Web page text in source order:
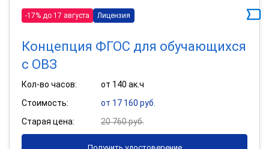
-17% до 17 августа Лицензия
Концепция ФГОС для обучающихся
с ОВЗ
Кол-во часов:
от 140 ак.ч
Стоимость:
от 17 160 руб.
Старая цена:
20 760 руб.